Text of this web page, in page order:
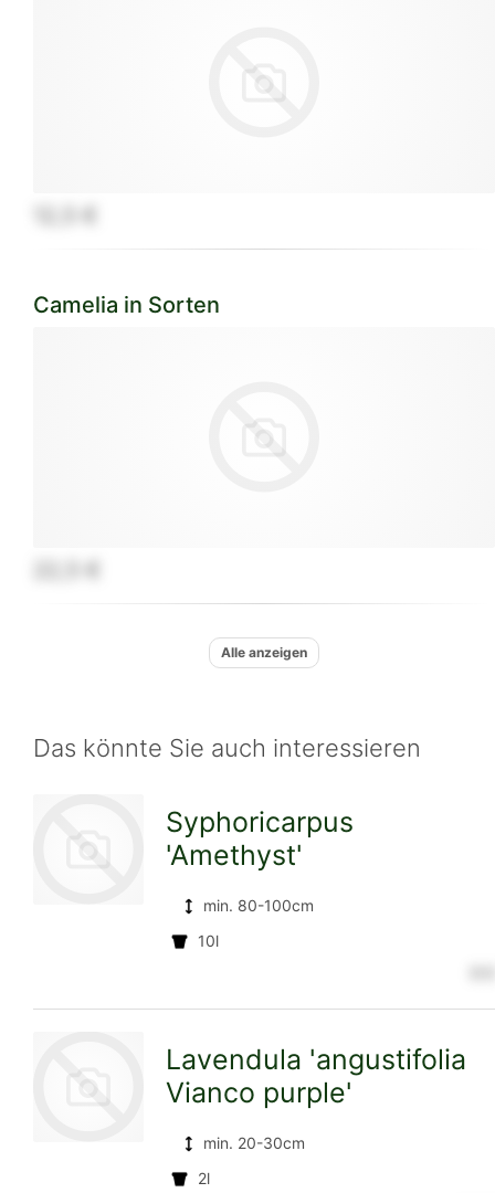
Camelia in Sorten
Alle anzeigen
Das könnte Sie auch interessieren
Syphoricarpus
'Amethyst'
min. 80-100cm
10l
Lavendula 'angustifolia
Vianco purple'
min. 20-30cm
2l